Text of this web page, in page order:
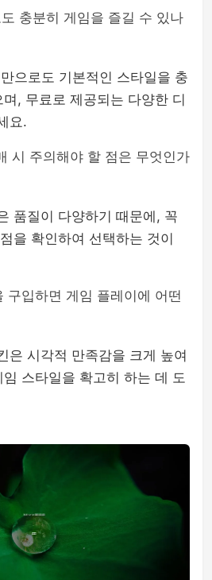
충분히 게임을 즐길 수 있나
으로도 기본적인 스타일을 충
, 무료로 제공되는 다양한 디
요.
시 주의해야 할 점은 무엇인가
품질이 다양하기 때문에, 꼭
을 확인하여 선택하는 것이
구입하면 게임 플레이에 어떤
은 시각적 만족감을 크게 높여
스타일을 확고히 하는 데 도